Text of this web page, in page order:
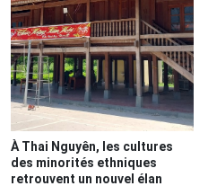
À Thai Nguyên, les cultures
des minorités ethniques
retrouvent un nouvel élan